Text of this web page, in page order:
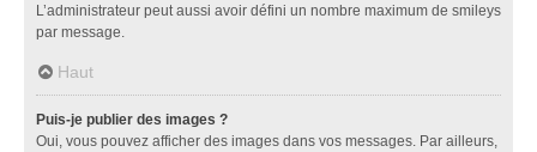
L’administrateur peut aussi avoir défini un nombre maximum de smileys
par message.
Haut
Puis-je publier des images ?
Oui, vous pouvez afficher des images dans vos messages. Par ailleurs,